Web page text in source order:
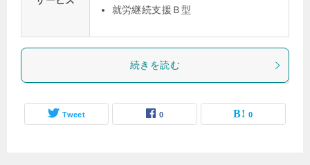
就労継続支援Ｂ型
続きを読む
Tweet 0 0